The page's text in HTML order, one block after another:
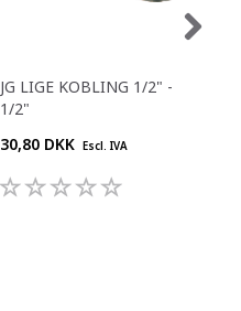
JG LIGE KOBLING 1/2" -
1/2"
30,80 DKK Escl. IVA